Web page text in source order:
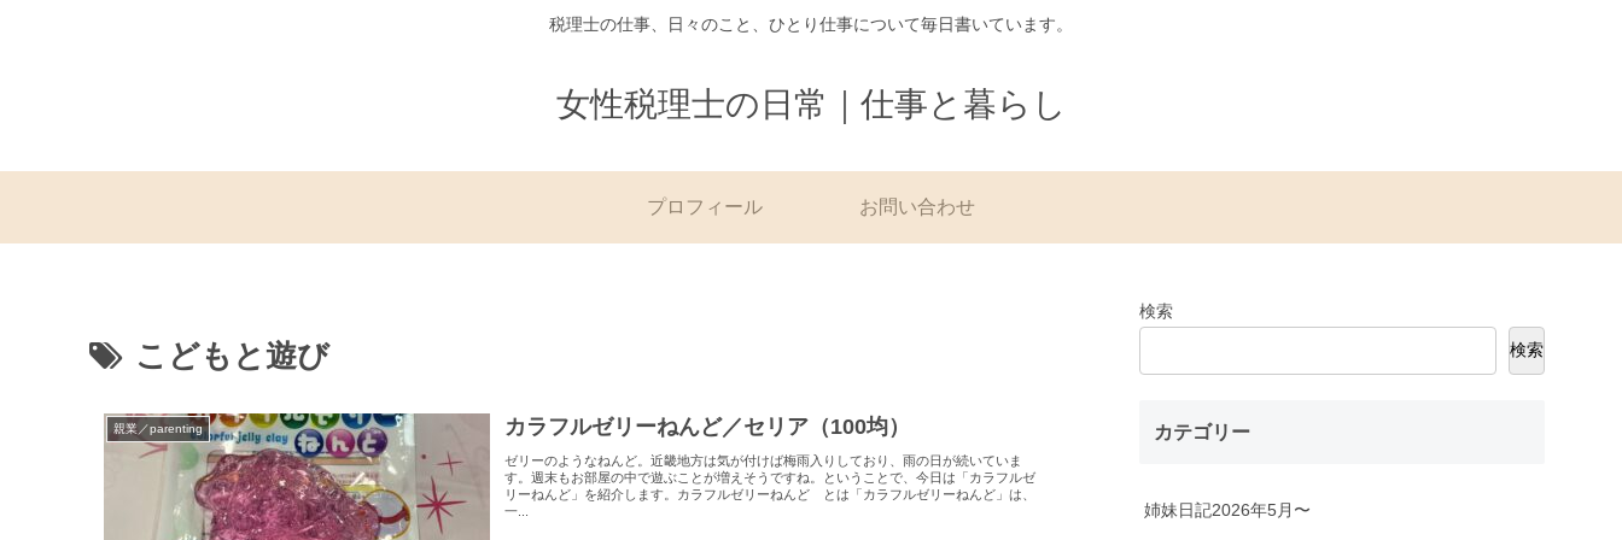
税理士の仕事、日々のこと、ひとり仕事について毎日書いています。
女性税理士の日常｜仕事と暮らし
プロフィール お問い合わせ
こどもと遊び
親業／parenting カラフルゼリーねんど／セリア（100均）
ゼリーのようなねんど。近畿地方は気が付けば梅雨入りしており、雨の日が続いていま
す。週末もお部屋の中で遊ぶことが増えそうですね。ということで、今日は「カラフルゼ
リーねんど」を紹介します。カラフルゼリーねんど とは「カラフルゼリーねんど」は、
一...
検索
検索
カテゴリー
姉妹日記2026年5月〜